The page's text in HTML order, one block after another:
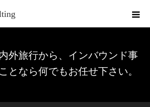
外旅行から、インバウンド事
となら何でもお任せ下さい。